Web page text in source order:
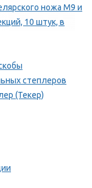
ножа M9 и
10 штук, в
степлеров
(Текер)